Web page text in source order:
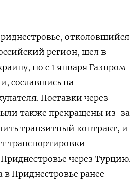
отколовшийся
регион, шел в
но с 1 января Газпром
сославшись на
Поставки через
также прекращены из-за
транзитный контракт, и
транспортировки
Приднестровье через Турцию.
Приднестровье ранее